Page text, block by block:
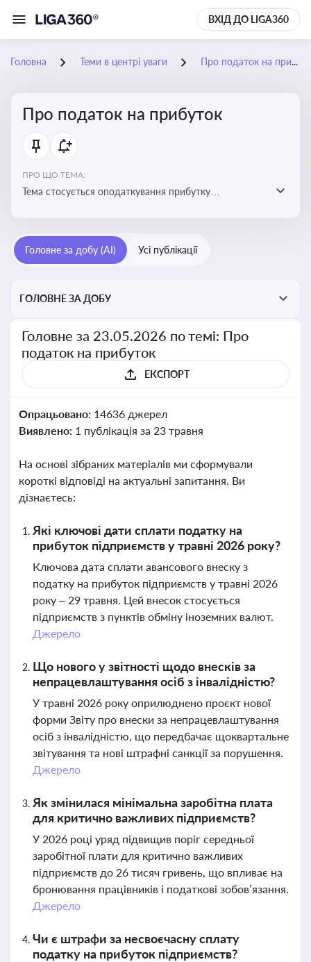
ВХІД ДО LIGA360
Головна Теми в центрі уваги Про податок на прибуток
Про податок на прибуток
ПРО ЩО ТЕМА:
Тема стосується оподаткування прибутку
звітність для бізнесу, бухгалтерів і юристів
Головне за добу (AI) Усі публікації
ГОЛОВНЕ ЗА ДОБУ
Головне за 23.05.2026 по темі: Про
податок на прибуток
ЕКСПОРТ
Опрацьовано: 14636 джерел
Виявлено: 1 публікація за 23 травня
На основі зібраних матеріалів ми сформували
короткі відповіді на актуальні запитання. Ви
дізнаєтесь:
Які ключові дати сплати податку на
прибуток підприємств у травні 2026 року?
Ключова дата сплати авансового внеску з
податку на прибуток підприємств у травні 2026
року – 29 травня. Цей внесок стосується
підприємств з пунктів обміну іноземних валют.
Джерело
Що нового у звітності щодо внесків за
непрацевлаштування осіб з інвалідністю?
У травні 2026 року оприлюднено проєкт нової
форми Звіту про внески за непрацевлаштування
осіб з інвалідністю, що передбачає щоквартальне
звітування та нові штрафні санкції за порушення.
Джерело
Як змінилася мінімальна заробітна плата
для критично важливих підприємств?
У 2026 році уряд підвищив поріг середньої
заробітної плати для критично важливих
підприємств до 26 тисяч гривень, що впливає на
бронювання працівників і податкові зобов’язання.
Джерело
Чи є штрафи за несвоєчасну сплату
податку на прибуток підприємств?